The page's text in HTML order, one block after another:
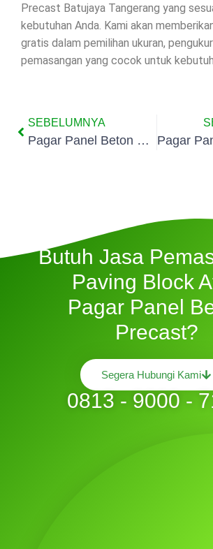
Precast Batujaya Tangerang yang
kebutuhan Anda. Kami akan
gratis dalam pemilihan ukuran,
pemasangan yang cocok untuk
SEBELUMNYA
Pagar Panel Beton Precast Batuceper Tangerang
Butuh Jasa
Paving Block
Pagar Panel
Precast?
Segera Hubungi Kami
0813 - 9000 -